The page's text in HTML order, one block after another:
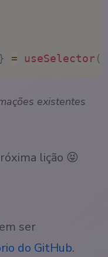
} = useSelector (
existentes
lição 😝
ser
do GitHub.